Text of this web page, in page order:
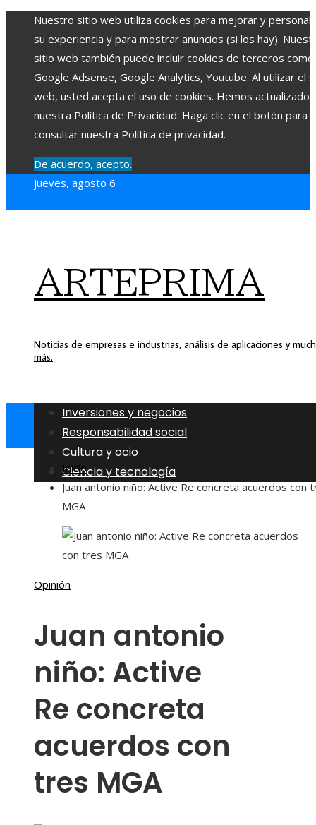
Nuestro sitio web utiliza cookies para mejorar y
su experiencia y para mostrar anuncios (si los hay).
sitio web también puede incluir cookies de terceros como
Google Adsense, Google Analytics, Youtube. Al utilizar el
web, usted acepta el uso de cookies. Hemos actualizado
nuestra Política de Privacidad. Haga clic en el botón para
consultar nuestra Política de privacidad.
De acuerdo, acepto.
jueves, agosto 6
ARTEPRIMA
Noticias de empresas e industrias, análisis de aplicaciones y
más.
Inversiones y negocios
Responsabilidad social
Cultura y ocio
Ciencia y tecnología
Inicio
Juan antonio niño: Active Re concreta acuerdos con
MGA
Opinión
Juan antonio
niño: Active
Re concreta
acuerdos con
tres MGA